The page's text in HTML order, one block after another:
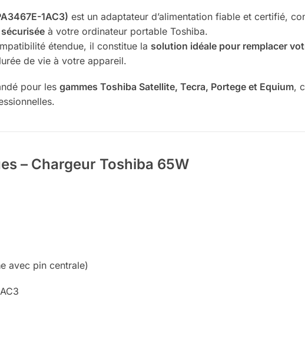
1AC3) est un adaptateur d’alimentation fiable et certifié,
à votre ordinateur portable Toshiba.
étendue, il constitue la solution idéale pour remplacer
de vie à votre appareil.
pour les gammes Toshiba Satellite, Tecra, Portege et Equium,
– Chargeur Toshiba 65W
avec pin centrale)